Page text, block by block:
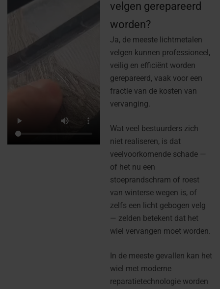
velgen gerepareerd
worden?
Ja, de meeste lichtmetalen
velgen kunnen professioneel,
veilig en efficiënt worden
gerepareerd, vaak voor een
fractie van de kosten van
vervanging.
Wat veel bestuurders zich
niet realiseren, is dat
veelvoorkomende schade —
of het nu een
stoeprandschram of roest
van winterse wegen is, of
zelfs een licht gebogen velg
— zelden betekent dat het
wiel vervangen moet worden.
In de meeste gevallen kan het
wiel met moderne
reparatietechnologie worden